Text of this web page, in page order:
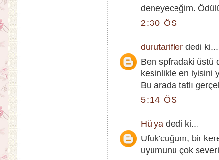
deneyeceğim.
2:30 ÖS
durutarifler dedi ki...
Ben spfradaki üstü
kesinlikle en iyisini
Bu arada tatlı
5:14 ÖS
Hülya dedi ki...
Ufuk'cuğum, bir
uyumunu çok